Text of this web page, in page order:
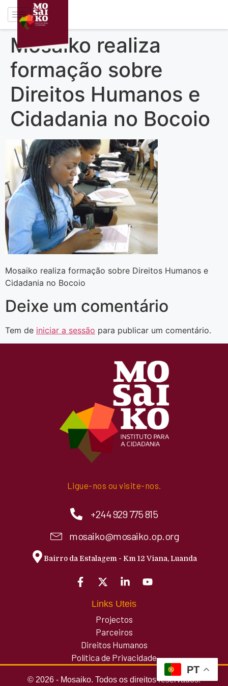
Mosaiko realiza
formação sobre
Direitos Humanos e
Cidadania no Bocoio
Mosaiko realiza formação sobre Direitos Humanos e
Cidadania no Bocoio
Deixe um comentário
Tem de iniciar a sessão para publicar um comentário.
Ligue-nos ou visite-nos.
+244 929 775 815
mosaiko@mosaiko.op.org
Bairro da Estalagem - Km 12 Viana, Luanda
Links Uteis
Projectos
Parceiros
Direitos Humanos
Política de Privacidade
© 2026 - Mosaiko. Todos os direitos reservados.
PT